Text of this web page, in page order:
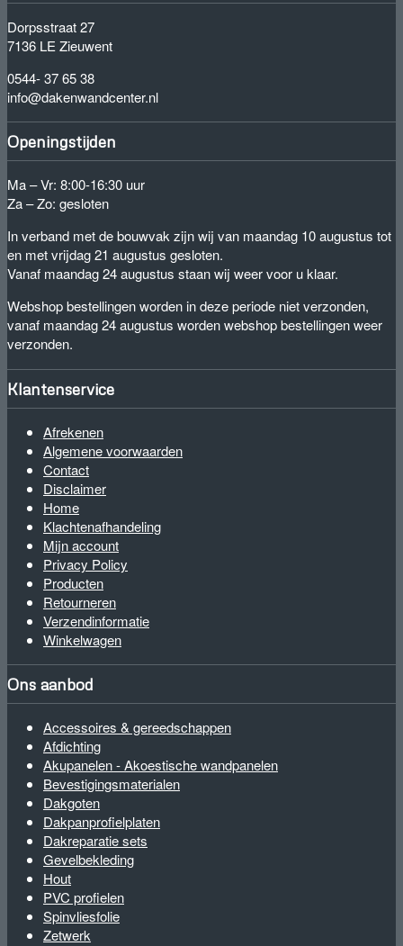
Dorpsstraat 27
7136 LE Zieuwent
0544- 37 65 38
info@dakenwandcenter.nl
Openingstijden
Ma – Vr: 8:00-16:30 uur
Za – Zo: gesloten
In verband met de bouwvak zijn wij van maandag 10 augustus tot
en met vrijdag 21 augustus gesloten.
Vanaf maandag 24 augustus staan wij weer voor u klaar.
Webshop bestellingen worden in deze periode niet verzonden,
vanaf maandag 24 augustus worden webshop bestellingen weer
verzonden.
Klantenservice
Afrekenen
Algemene voorwaarden
Contact
Disclaimer
Home
Klachtenafhandeling
Mijn account
Privacy Policy
Producten
Retourneren
Verzendinformatie
Winkelwagen
Ons aanbod
Accessoires & gereedschappen
Afdichting
Akupanelen - Akoestische wandpanelen
Bevestigingsmaterialen
Dakgoten
Dakpanprofielplaten
Dakreparatie sets
Gevelbekleding
Hout
PVC profielen
Spinvliesfolie
Zetwerk